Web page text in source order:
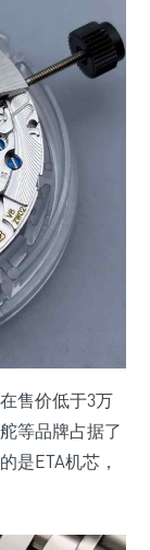
售价低于3万
等品牌占据了
是ETA机芯，